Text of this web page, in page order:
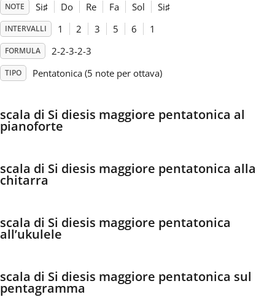
English
Español
한국어
हिन्दी
Polski
NOTE Si♯ Do Re Fa Sol Si♯
INTERVALLI 1 2 3 5 6 1
FORMULA 2-2-3-2-3
TIPO Pentatonica (5 note per ottava)
scala di Si diesis maggiore pentatonica al
pianoforte
scala di Si diesis maggiore pentatonica alla
chitarra
scala di Si diesis maggiore pentatonica
all’ukulele
scala di Si diesis maggiore pentatonica sul
pentagramma